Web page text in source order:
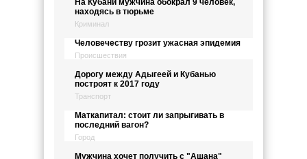
На Кубани мужчина обокрал 9 человек,
находясь в тюрьме
Криминал
Человечеству грозит ужасная эпидемия
Происшествия
Дорогу между Адыгеей и Кубанью
построят к 2017 году
Транспорт
Маткапитал: стоит ли запрыгивать в
последний вагон?
Город
Мужчина хочет получить с "Ашана"